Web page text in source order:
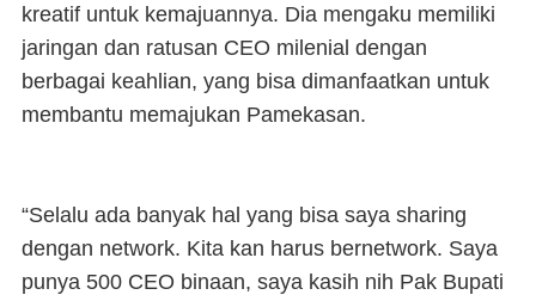
kreatif untuk kemajuannya. Dia mengaku memiliki
jaringan dan ratusan CEO milenial dengan
berbagai keahlian, yang bisa dimanfaatkan untuk
membantu memajukan Pamekasan.
“Selalu ada banyak hal yang bisa saya sharing
dengan network. Kita kan harus bernetwork. Saya
punya 500 CEO binaan, saya kasih nih Pak Bupati